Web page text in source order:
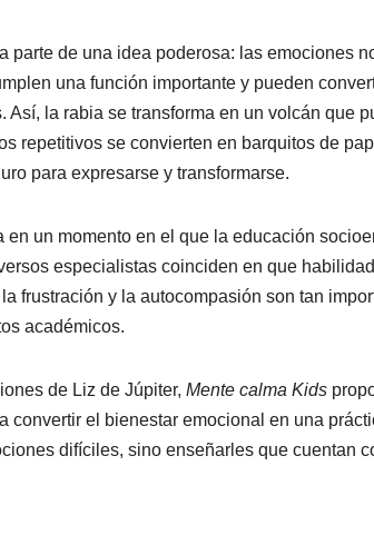
parte de una idea poderosa: las emociones
una función importante y pueden
Así, la rabia se transforma en un volcán que
repetitivos se convierten en barquitos de
para expresarse y transformarse.
en un momento en el que la educación
especialistas coinciden en que
frustración y la autocompasión son tan
académicos.
de Liz de Júpiter, Mente calma Kids
convertir el bienestar emocional en una
difíciles, sino enseñarles que cuentan